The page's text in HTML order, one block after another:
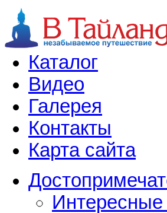
Каталог
Видео
Галерея
Контакты
Карта сайта